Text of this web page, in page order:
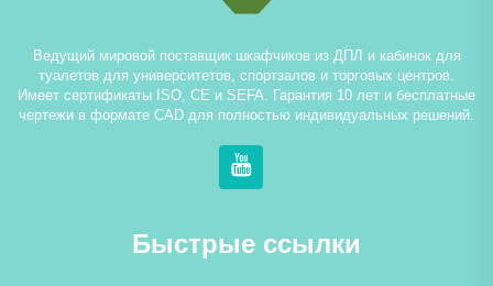
Ведущий мировой поставщик шкафчиков из ДПЛ и кабинок для
туалетов для университетов, спортзалов и торговых центров.
Имеет сертификаты ISO, CE и SEFA. Гарантия 10 лет и бесплатные
чертежи в формате CAD для полностью индивидуальных решений.
Быстрые ссылки